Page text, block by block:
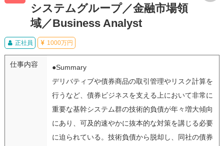
システムグループ／金融市場領
域／Business Analyst
正社員 1000万円
仕事内容
●Summary
デリバティブや債券商品の取引管理やリスク計算を
行うなど、債券ビジネスを支える上において非常に
重要な基幹システム群の技術的負債が年々増大傾向
にあり、可及的速やかに抜本的な対策を講じる必要
に迫られている。技術負債から脱却し、同社の債券